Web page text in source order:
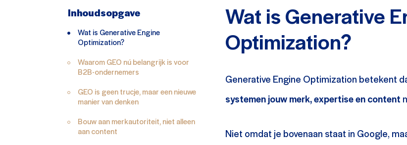
Inhoudsopgave
Wat is Generative Engine
Optimization?
Waarom GEO nú belangrijk is voor
B2B-ondernemers
GEO is geen trucje, maar een nieuwe
manier van denken
Bouw aan merkautoriteit, niet alleen
aan content
Wat is Generative
Optimization?
Generative Engine Optimization betekent
systemen jouw merk, expertise en content
Niet omdat je bovenaan staat in Google,